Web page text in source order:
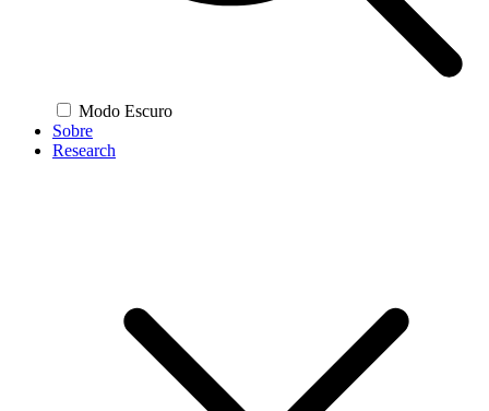
Modo Escuro
Sobre
Research